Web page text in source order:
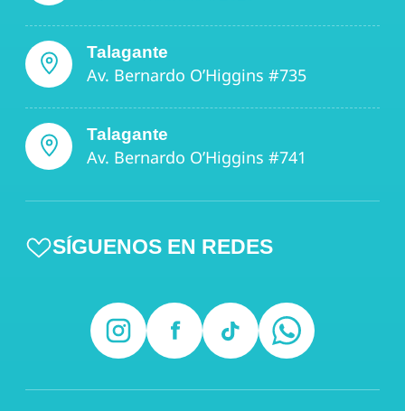
Talagante
Av. Bernardo O’Higgins #735
Talagante
Av. Bernardo O’Higgins #741
SÍGUENOS EN REDES